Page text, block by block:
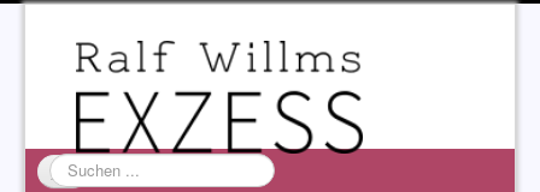
Suchen
...